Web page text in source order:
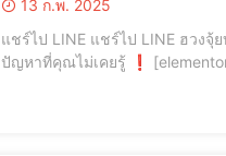
13 ก.พ. 2025
แชร์ไป LINE แชร์ไป LINE ฮวงจุ้ยบ้านผิด ! 9 จุดอับโชคที่ทำให้ชีวิตติดขัด เงินรั่ว โชคลาภหาย!🏠 รั้วบ้านสีดำ! อาจเป็นจุดเริ่มต้นของ
ปัญหาที่คุณไม่เคยรู้ ❗️ [elementor-template id="12184"] . . [elementor-template id="12187"] 🏠 รั้วบ้านสีดำ! อาจเป็นจุดเริ่มต้นของ